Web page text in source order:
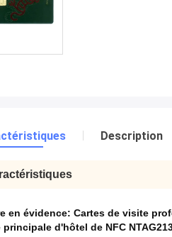
Description
en évidence: Cartes de visite
principale d'hôtel de NFC